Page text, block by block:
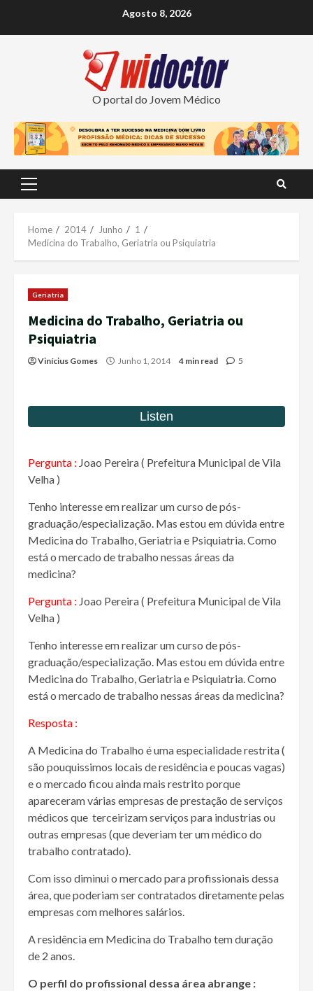
Agosto 8, 2026
O portal do Jovem Médico
Primary
Home 2014 Junho
1
Medicina do Trabalho, Geriatria ou Psiquiatria
Geriatria
Medicina do Trabalho, Geriatria ou
Psiquiatria
Vinícius Gomes Junho 1, 2014 4 min read 5
Pergunta : Joao Pereira ( Prefeitura Municipal de Vila
Velha )
Tenho interesse em realizar um curso de pós-
graduação/especialização. Mas estou em dúvida entre
Medicina do Trabalho, Geriatria e Psiquiatria. Como
está o mercado de trabalho nessas áreas da
medicina?
Pergunta : Joao Pereira ( Prefeitura Municipal de Vila
Velha )
Tenho interesse em realizar um curso de pós-
graduação/especialização. Mas estou em dúvida entre
Medicina do Trabalho, Geriatria e Psiquiatria. Como
está o mercado de trabalho nessas áreas da medicina?
Resposta :
A Medicina do Trabalho é uma especialidade restrita (
são pouquissimos locais de residência e poucas vagas)
e o mercado ficou ainda mais restrito porque
apareceram várias empresas de prestação de serviços
médicos que terceirizam serviços para industrias ou
outras empresas (que deveriam ter um médico do
trabalho contratado).
Com isso diminui o mercado para profissionais dessa
área, que poderiam ser contratados diretamente pelas
empresas com melhores salários.
A residência em Medicina do Trabalho tem duração
de 2 anos.
O perfil do profissional dessa área abrange :